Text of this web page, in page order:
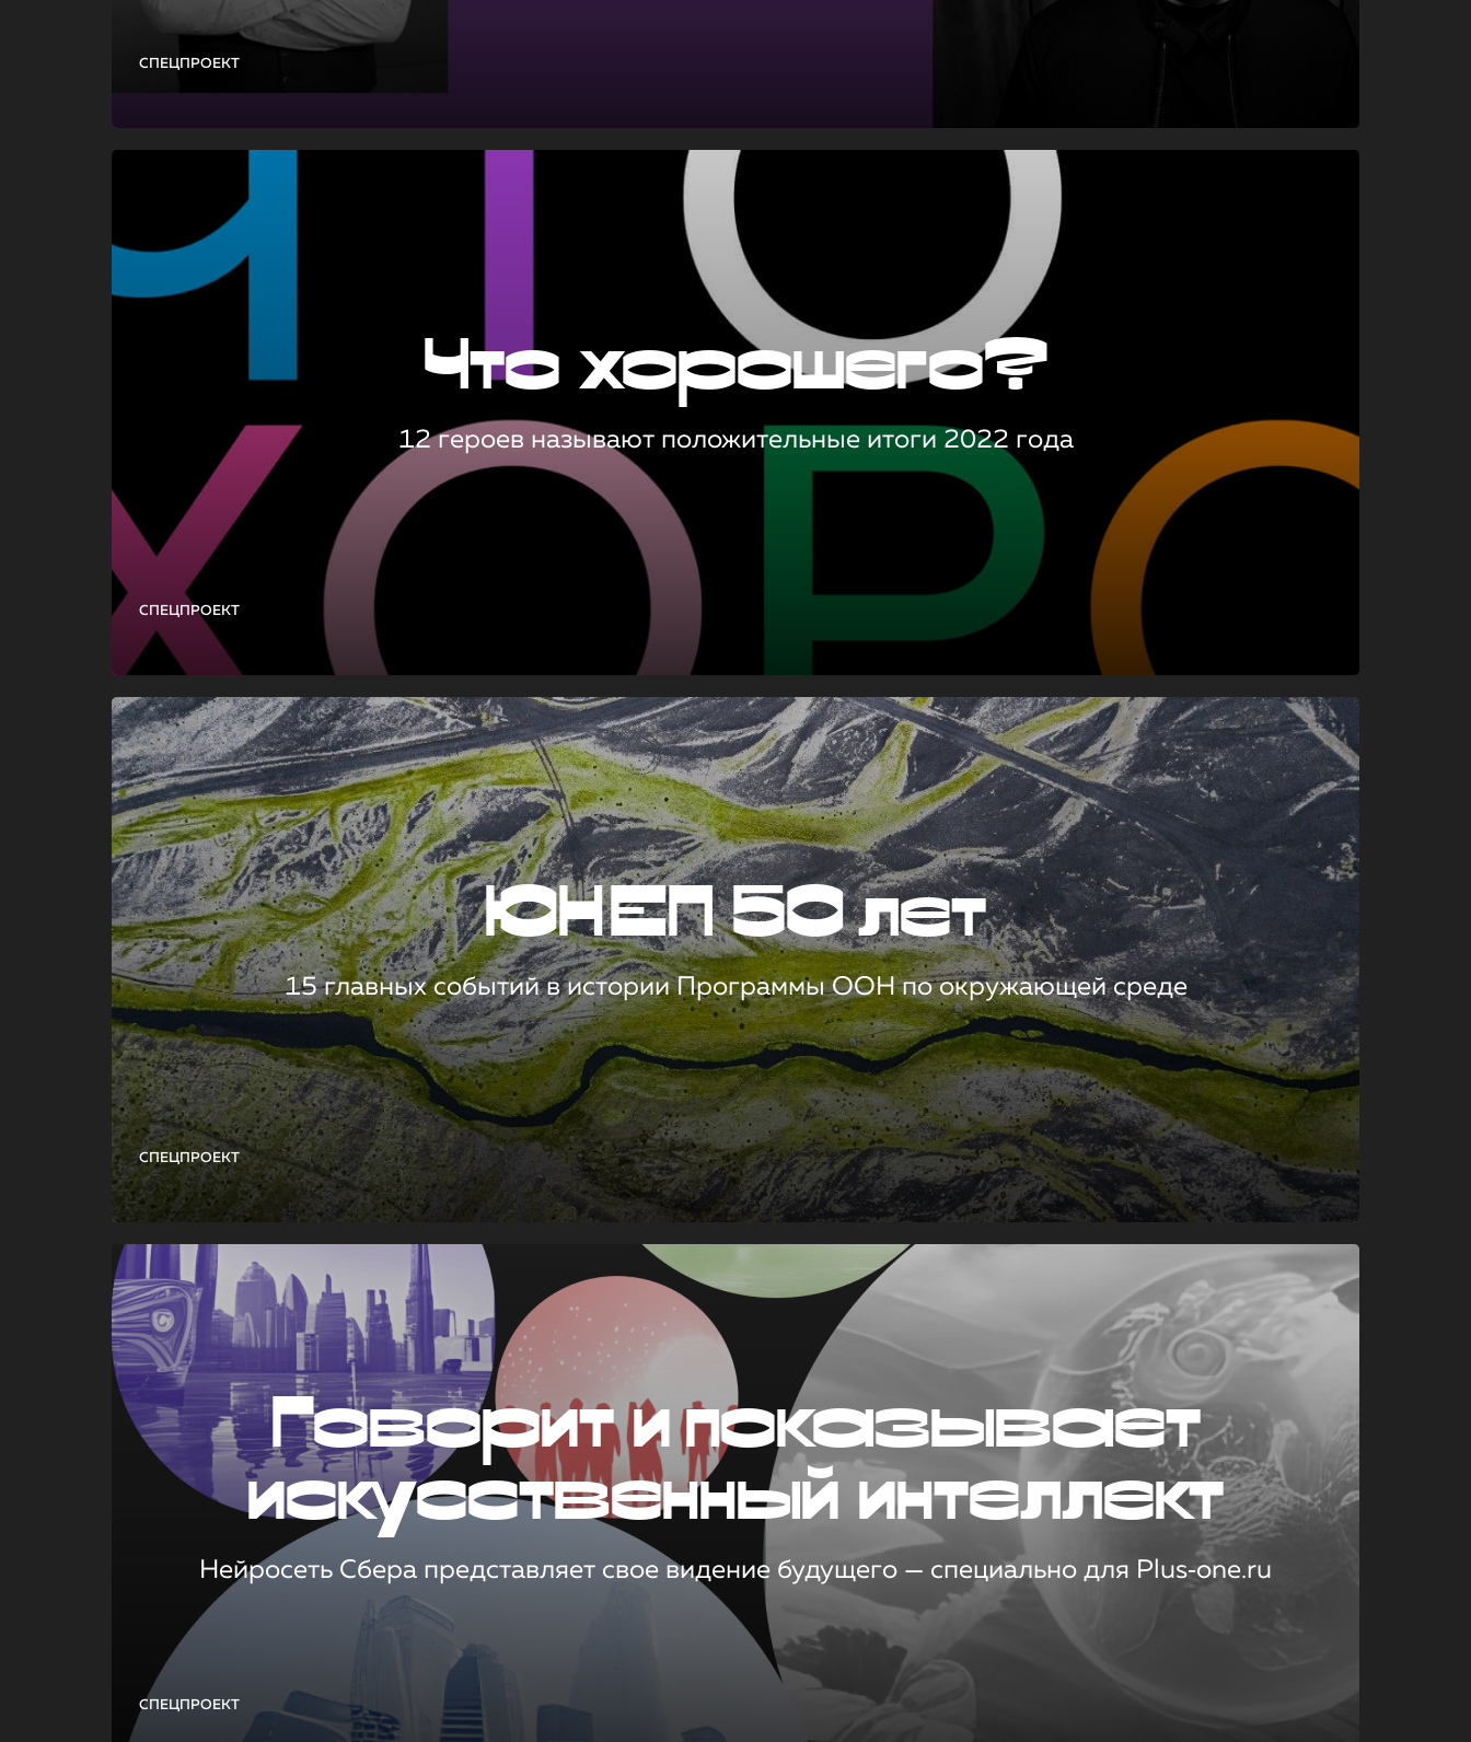
СПЕЦПРОЕКТ
СПЕЦПРОЕКТ
Что хорошего?
12 героев называют положительные итоги 2022 года
СПЕЦПРОЕКТ
ЮНЕП 50 лет
15 главных событий в истории Программы ООН по окружающей среде
СПЕЦПРОЕКТ
Говорит и показывает
искусственный интеллект
Нейросеть Сбера представляет свое видение будущего — специально для Plus‑one.ru